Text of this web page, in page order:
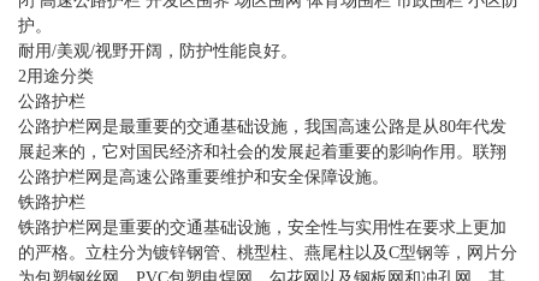
护。
耐用/美观/视野开阔，防护性能良好。
2用途分类
公路护栏
公路护栏网是最重要的交通基础设施，我国高速公路是从80年代发
展起来的，它对国民经济和社会的发展起着重要的影响作用。联翔
公路护栏网是高速公路重要维护和安全保障设施。
铁路护栏
铁路护栏网是重要的交通基础设施，安全性与实用性在要求上更加
的严格。立柱分为镀锌钢管、桃型柱、燕尾柱以及C型钢等，网片分